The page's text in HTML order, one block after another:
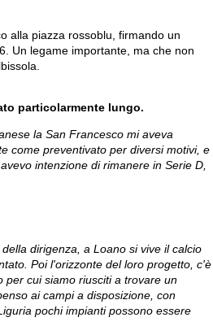
alla piazza rossoblu, firmando un
Un legame importante, ma che non
particolarmente lungo.
la San Francesco mi aveva
come preventivato per diversi motivi, e
intenzione di rimanere in Serie D,
dirigenza, a Loano si vive il calcio
Poi l'orizzonte del loro progetto, c'è
per cui siamo riusciti a trovare un
ai campi a disposizione, con
pochi impianti possono essere